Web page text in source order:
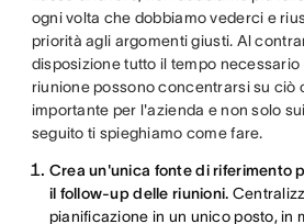
ogni volta che dobbiamo vederci e
priorità agli argomenti giusti. Al
disposizione tutto il tempo
riunione possono concentrarsi su ciò
importante per l'azienda e non solo
seguito ti spieghiamo come fare.
Crea un'unica fonte di riferimento
il follow-up delle riunioni.
pianificazione in un unico posto, in